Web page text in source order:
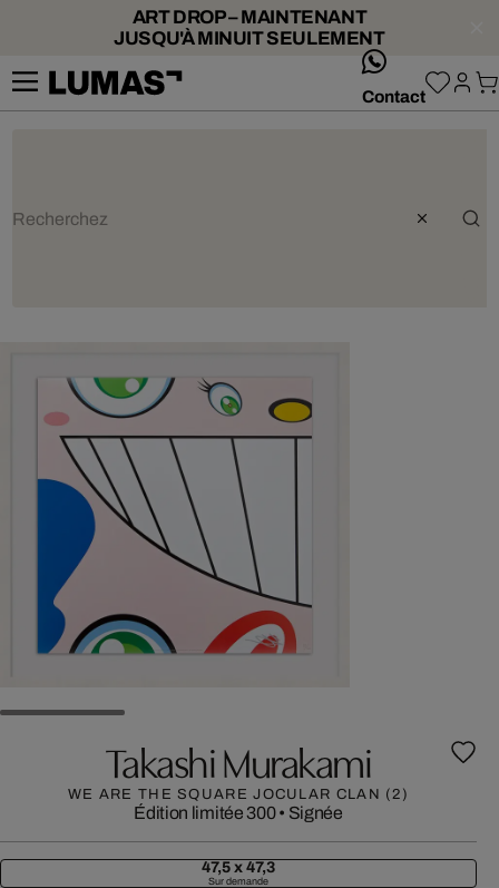
ART DROP – MAINTENANT
JUSQU'À MINUIT SEULEMENT
Contact
Takashi Murakami
WE ARE THE SQUARE JOCULAR CLAN (2)
Édition limitée 300• Signée
47,5 x 47,3
Sur demande